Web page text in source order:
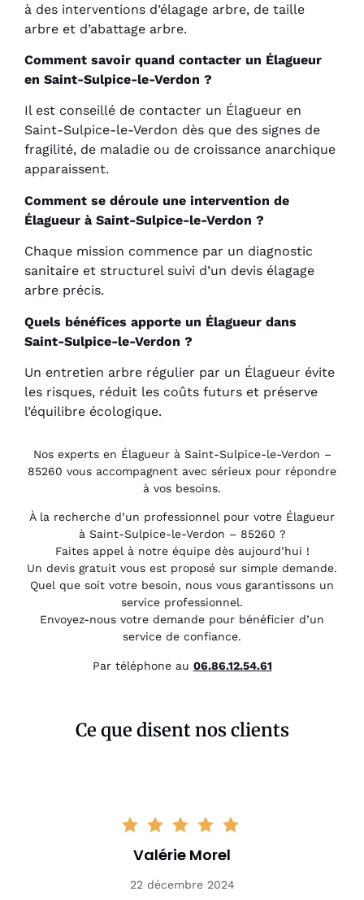
à des interventions d’élagage arbre, de taille
arbre et d’abattage arbre.
Comment savoir quand contacter un Élagueur
en Saint-Sulpice-le-Verdon ?
Il est conseillé de contacter un Élagueur en
Saint-Sulpice-le-Verdon dès que des signes de
fragilité, de maladie ou de croissance anarchique
apparaissent.
Comment se déroule une intervention de
Élagueur à Saint-Sulpice-le-Verdon ?
Chaque mission commence par un diagnostic
sanitaire et structurel suivi d’un devis élagage
arbre précis.
Quels bénéfices apporte un Élagueur dans
Saint-Sulpice-le-Verdon ?
Un entretien arbre régulier par un Élagueur évite
les risques, réduit les coûts futurs et préserve
l’équilibre écologique.
Nos experts en Élagueur à Saint-Sulpice-le-Verdon –
85260 vous accompagnent avec sérieux pour répondre
à vos besoins.
À la recherche d’un professionnel pour votre Élagueur
à Saint-Sulpice-le-Verdon – 85260 ?
Faites appel à notre équipe dès aujourd’hui !
Un devis gratuit vous est proposé sur simple demande.
Quel que soit votre besoin, nous vous garantissons un
service professionnel.
Envoyez-nous votre demande pour bénéficier d’un
service de confiance.
Par téléphone au 06.86.12.54.61
Ce que disent nos clients
Valérie Morel
22 décembre 2024